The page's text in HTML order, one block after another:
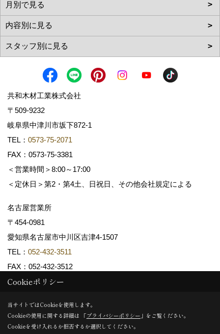
共和木材工業株式会社
〒509-9232
岐阜県中津川市坂下872‐1
TEL： 0573-75-2071
FAX：0573-75-3381
＜営業時間＞8:00～17:00
＜定休日＞第2・第4土、日祝日、その他会社規定による
名古屋営業所
〒454-0981
愛知県名古屋市中川区吉津4-1507
TEL： 052-432-3511
FAX：052-432-3512
Copyright (c) 共和木材工業株式会社. All Rights Reserved.
Produced byゴデスクリエイト
Cookieポリシー
当サイトではCookieを使用します。
Cookieの使用に関する詳細は 「プライバシーポリシー 」をご覧ください。
Cookieを受け入れるか拒否するか選択してください。